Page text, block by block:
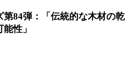
第84弾：「伝統的な木材の乾
性」